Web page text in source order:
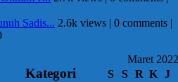
Sadis... 2.6k views | 0 comments |
Kategori
Maret
S
S R K
J